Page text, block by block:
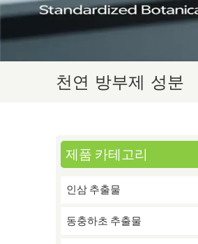
천연 방부제 성분
제품 카테고리
인삼 추출물
동충하초 추출물